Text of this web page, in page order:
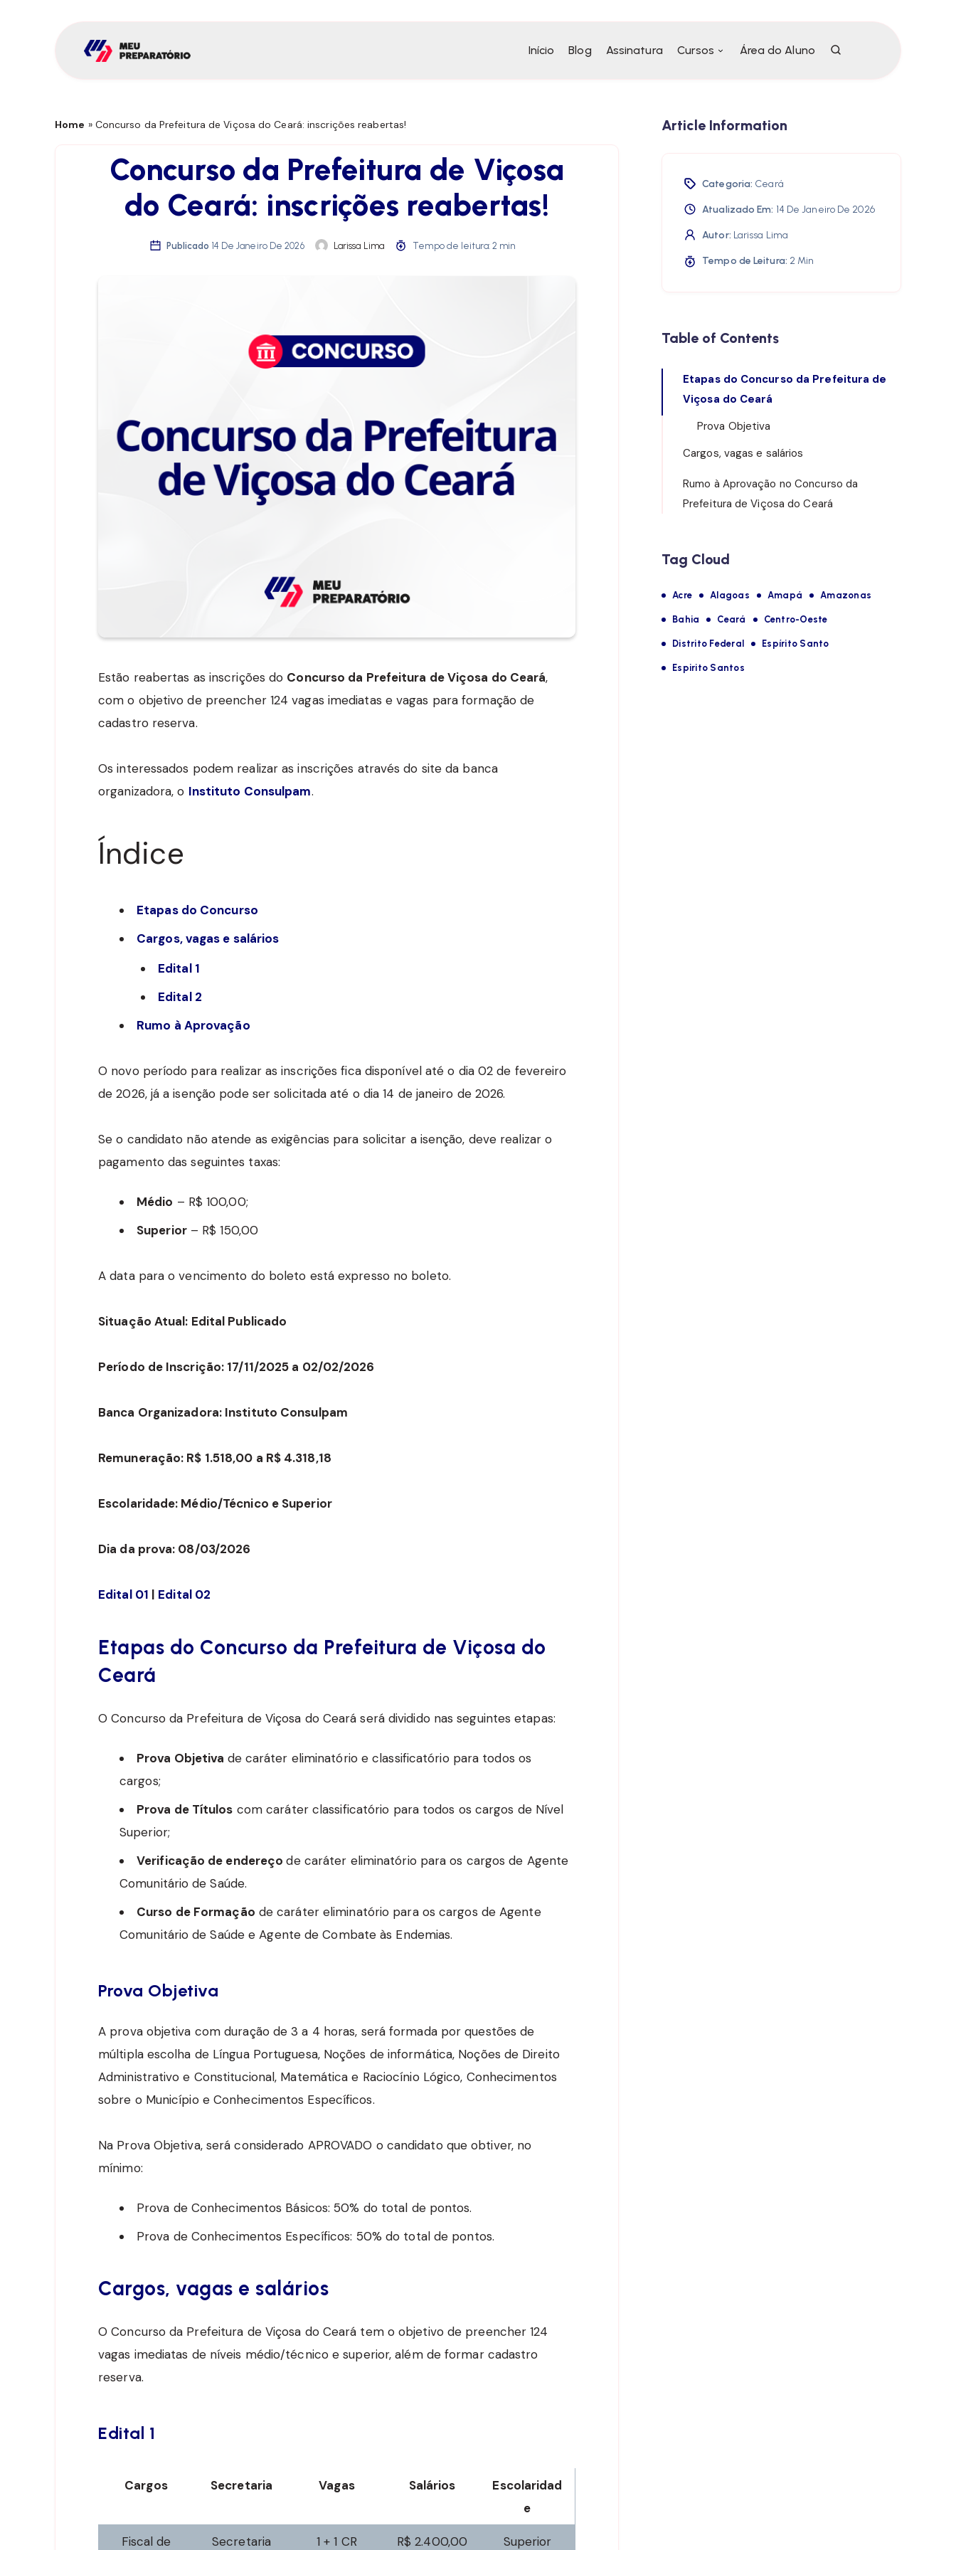
Início Blog Assinatura Cursos Área do Aluno
Home » Concurso da Prefeitura de Viçosa do Ceará: inscrições reabertas!
Concurso da Prefeitura de Viçosa
do Ceará: inscrições reabertas!
Publicado 14 De Janeiro De 2026 Larissa Lima Tempo de leitura: 2 min
Estão reabertas as inscrições do Concurso da Prefeitura de Viçosa do Ceará,
com o objetivo de preencher 124 vagas imediatas e vagas para formação de
cadastro reserva.
Os interessados podem realizar as inscrições através do site da banca
organizadora, o Instituto Consulpam.
Índice
Etapas do Concurso
Cargos, vagas e salários
Edital 1
Edital 2
Rumo à Aprovação
O novo período para realizar as inscrições fica disponível até o dia 02 de fevereiro
de 2026, já a isenção pode ser solicitada até o dia 14 de janeiro de 2026.
Se o candidato não atende as exigências para solicitar a isenção, deve realizar o
pagamento das seguintes taxas:
Médio – R$ 100,00;
Superior– R$ 150,00
A data para o vencimento do boleto está expresso no boleto.
Situação Atual: Edital Publicado
Período de Inscrição: 17/11/2025 a 02/02/2026
Banca Organizadora: Instituto Consulpam
Remuneração: R$ 1.518,00 a R$ 4.318,18
Escolaridade: Médio/Técnico e Superior
Dia da prova: 08/03/2026
Edital 01 | Edital 02
Etapas do Concurso da Prefeitura de Viçosa do
Ceará
O Concurso da Prefeitura de Viçosa do Ceará será dividido nas seguintes etapas:
Prova Objetiva de caráter eliminatório e classificatório para todos os
cargos;
Prova de Títulos com caráter classificatório para todos os cargos de Nível
Superior;
Verificação de endereçode caráter eliminatório para os cargos de Agente
Comunitário de Saúde.
Curso de Formação de caráter eliminatório para os cargos de Agente
Comunitário de Saúde e Agente de Combate às Endemias.
Prova Objetiva
A prova objetiva com duração de 3 a 4 horas, será formada por questões de
múltipla escolha de Língua Portuguesa, Noções de informática, Noções de Direito
Administrativo e Constitucional, Matemática e Raciocínio Lógico, Conhecimentos
sobre o Município e Conhecimentos Específicos.
Na Prova Objetiva, será considerado APROVADO o candidato que obtiver, no
mínimo:
Prova de Conhecimentos Básicos: 50% do total de pontos.
Prova de Conhecimentos Específicos: 50% do total de pontos.
Cargos, vagas e salários
O Concurso da Prefeitura de Viçosa do Ceará tem o objetivo de preencher 124
vagas imediatas de níveis médio/técnico e superior, além de formar cadastro
reserva.
Edital 1
Cargos Secretaria Vagas Salários
Escolaridad
e
Fiscal de Secretaria 1 + 1 CR R$ 2.400,00 Superior
Article Information
Categoria: Ceará
Atualizado Em: 14 De Janeiro De 2026
Autor: Larissa Lima
Tempo de Leitura: 2 Min
Table of Contents
Etapas do Concurso da Prefeitura de
Viçosa do Ceará
Prova Objetiva
Cargos, vagas e salários
Rumo à Aprovação no Concurso da
Prefeitura de Viçosa do Ceará
Tag Cloud
Acre Alagoas Amapá Amazonas
Bahia Ceará Centro-Oeste
Distrito Federal Espírito Santo
Espirito Santos